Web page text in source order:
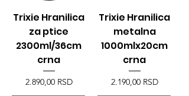
Trixie Hranilica
za ptice
2300ml/36cm
crna
Price
2.890,00 RSD
Trixie Hranilica
metalna
1000mlx20cm
crna
Price
2.190,00 RSD